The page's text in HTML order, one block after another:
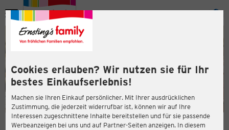
Cookies erlauben? Wir nutzen sie für Ihr
bestes Einkaufserlebnis!
Machen sie Ihren Einkauf persönlicher. Mit Ihrer ausdrücklichen
Zustimmung, die jederzeit widerrufbar ist, können wir auf Ihre
Interessen zugeschnittene Inhalte bereitstellen und für sie passende
Werbeanzeigen bei uns und auf Partner-Seiten anzeigen. In diesem
Menü